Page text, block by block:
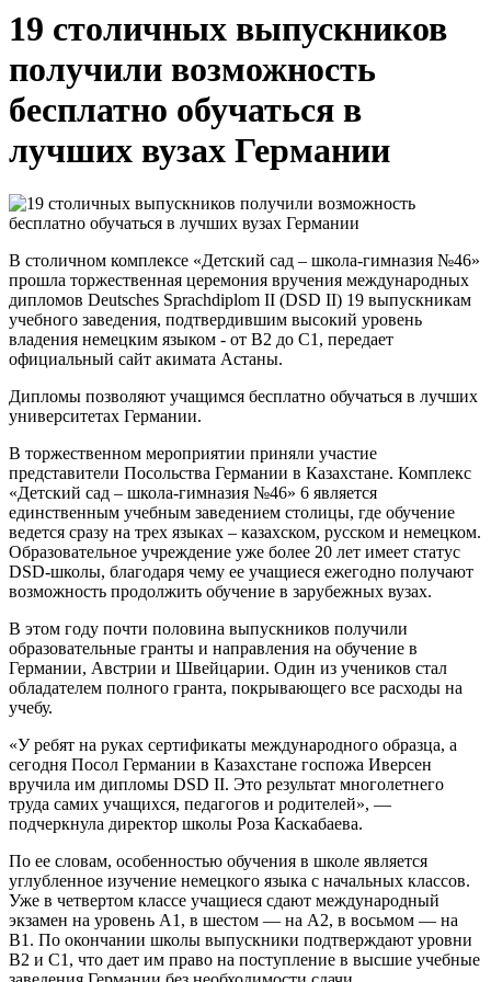
19 столичных выпускников
получили возможность
бесплатно обучаться в
лучших вузах Германии
В столичном комплексе «Детский сад – школа-гимназия №46»
прошла торжественная церемония вручения международных
дипломов Deutsches Sprachdiplom II (DSD II) 19 выпускникам
учебного заведения, подтвердившим высокий уровень
владения немецким языком - от B2 до C1, передает
официальный сайт акимата Астаны.
Дипломы позволяют учащимся бесплатно обучаться в лучших
университетах Германии.
В торжественном мероприятии приняли участие
представители Посольства Германии в Казахстане. Комплекс
«Детский сад – школа-гимназия №46» 6 является
единственным учебным заведением столицы, где обучение
ведется сразу на трех языках – казахском, русском и немецком.
Образовательное учреждение уже более 20 лет имеет статус
DSD-школы, благодаря чему ее учащиеся ежегодно получают
возможность продолжить обучение в зарубежных вузах.
В этом году почти половина выпускников получили
образовательные гранты и направления на обучение в
Германии, Австрии и Швейцарии. Один из учеников стал
обладателем полного гранта, покрывающего все расходы на
учебу.
«У ребят на руках сертификаты международного образца, а
сегодня Посол Германии в Казахстане госпожа Иверсен
вручила им дипломы DSD II. Это результат многолетнего
труда самих учащихся, педагогов и родителей», —
подчеркнула директор школы Роза Каскабаева.
По ее словам, особенностью обучения в школе является
углубленное изучение немецкого языка с начальных классов.
Уже в четвертом классе учащиеся сдают международный
экзамен на уровень A1, в шестом — на A2, в восьмом — на
B1. По окончании школы выпускники подтверждают уровни
B2 и C1, что дает им право на поступление в высшие учебные